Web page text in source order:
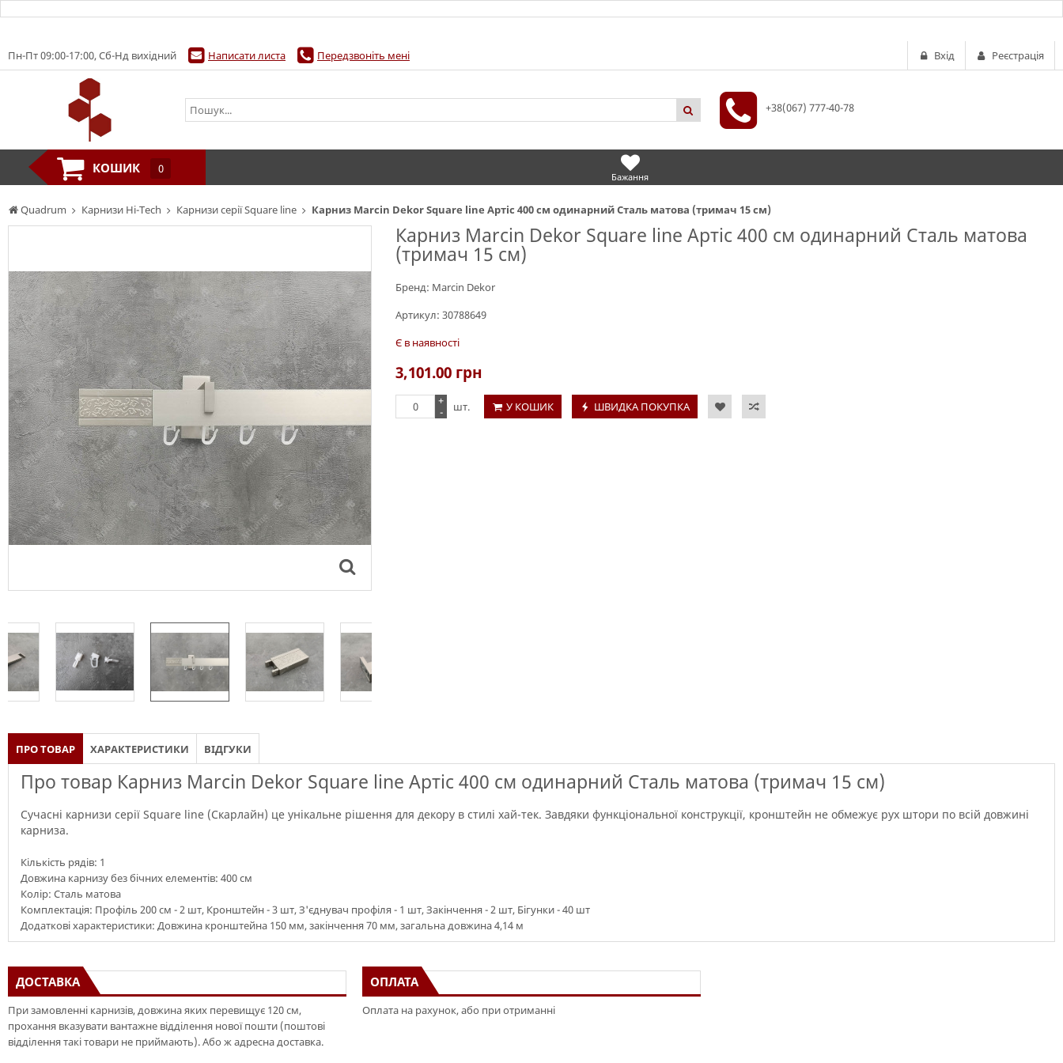
Quadrum Карнизи Hi-Tech Карнизи серії Square line Карниз Marcin Dekor Square line Артіс 400 см одинарний Сталь матова (тримач 15 см)
Карниз Marcin Dekor Square line Артіс 400 см одинарний Сталь матова
(тримач 15 см)
Бренд: Marcin Dekor
Артикул: 30788649
Є в наявності
3,101.00 грн
+
-
шт. У КОШИК ШВИДКА ПОКУПКА
ПРО ТОВАР ХАРАКТЕРИСТИКИ ВІДГУКИ
Про товар Карниз Marcin Dekor Square line Артіс 400 см одинарний Сталь матова (тримач 15 см)
Сучасні карнизи серії Square line (Скарлайн) це унікальне рішення для декору в стилі хай-тек. Завдяки функціональної конструкції, кронштейн не обмежує рух штори по всій довжині
карниза.
Кількість рядів: 1
Довжина карнизу без бічних елементів: 400 см
Колір: Сталь матова
Комплектація: Профіль 200 см - 2 шт, Кронштейн - 3 шт, З'єднувач профіля - 1 шт, Закінчення - 2 шт, Бігунки - 40 шт
Додаткові характеристики: Довжина кронштейна 150 мм, закінчення 70 мм, загальна довжина 4,14 м
ДОСТАВКА
При замовленні карнизів, довжина яких перевищує 120 см,
прохання вказувати вантажне відділення нової пошти (поштові
відділення такі товари не приймають). Або ж адресна доставка.
ОПЛАТА
Оплата на рахунок, або при отриманні
Пн-Пт 09:00-17:00, Сб-Нд вихідний Написати листа Передзвоніть мені Вхід Реєстрація
+38(067) 777-40-78
КОШИК 0
Бажання